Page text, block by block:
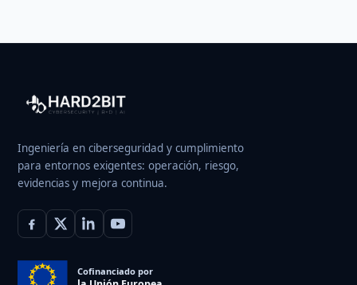
Ingeniería en ciberseguridad y cumplimiento
para entornos exigentes: operación, riesgo,
evidencias y mejora continua.
Cofinanciado por